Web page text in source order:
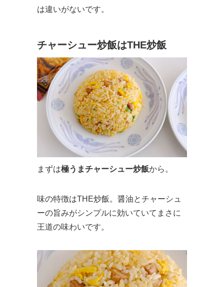
は違いがないです。
チャーシュー炒飯はTHE炒飯
まずは極うまチャーシュー炒飯から。
味の特徴はTHE炒飯。醤油とチャーシュ
ーの旨みがシンプルに効いていてまさに
王道の味わいです。